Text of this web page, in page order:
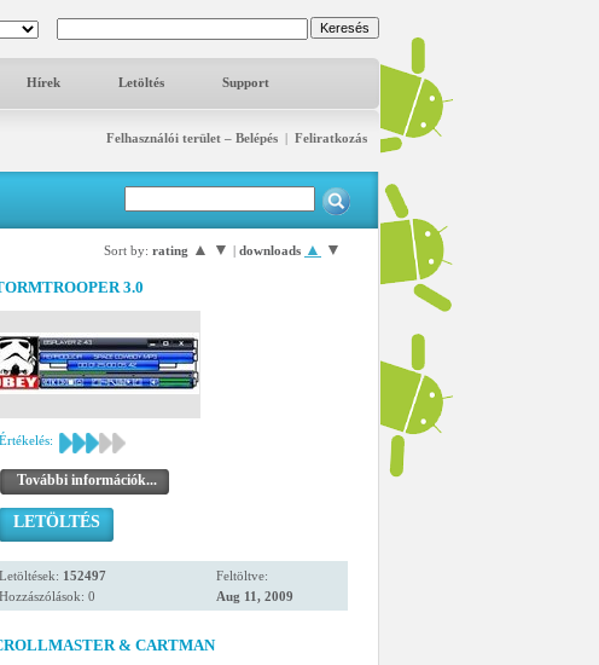
Hírek Letöltés Support
Felhasználói terület – Belépés | Feliratkozás
Sort by: rating ▲ ▼ | downloads ▲ ▼
3.0
Értékelés:
További információk...
LETÖLTÉS
Letöltések: 152497
Hozzászólások: 0
Feltöltve:
Aug 11, 2009
& CARTMAN